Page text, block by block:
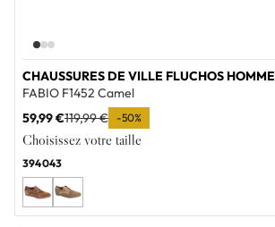
CHAUSSURES DE VILLE FLUCHOS HOMME
FABIO F1452 Camel
59,99 €119,99 € -50%
Choisissez votre taille
394043